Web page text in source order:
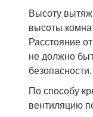
Высоту
высоты
Расстояние
не должно
безопасности.
По способу
вентиляцию